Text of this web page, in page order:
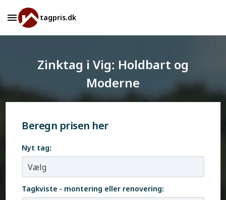
tagpris.dk
Zinktag i Vig: Holdbart og
Moderne
Beregn prisen her
Nyt tag:
Tagkviste - montering eller renovering: